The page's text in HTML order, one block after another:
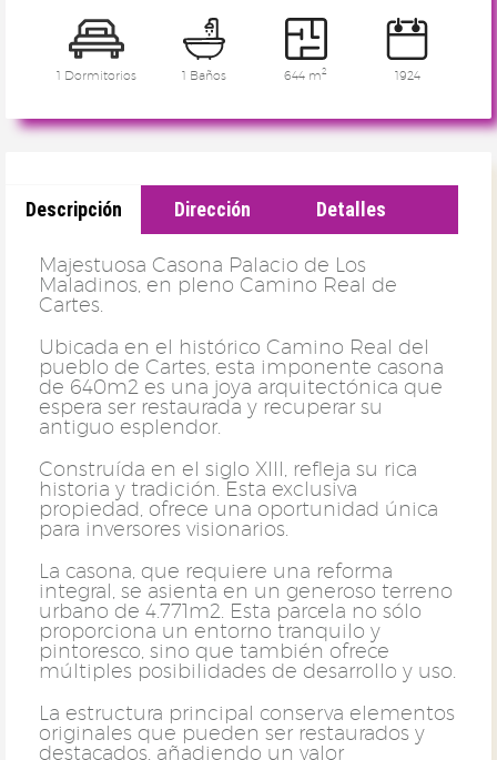
1 Dormitorios 1 Baños 644 m2 1924
Descripción Dirección Detalles
Majestuosa Casona Palacio de Los
Maladinos, en pleno Camino Real de
Cartes.
Ubicada en el histórico Camino Real del
pueblo de Cartes, esta imponente casona
de 640m2 es una joya arquitectónica que
espera ser restaurada y recuperar su
antiguo esplendor.
Construída en el siglo XIII, refleja su rica
historia y tradición. Esta exclusiva
propiedad, ofrece una oportunidad única
para inversores visionarios.
La casona, que requiere una reforma
integral, se asienta en un generoso terreno
urbano de 4.771m2. Esta parcela no sólo
proporciona un entorno tranquilo y
pintoresco, sino que también ofrece
múltiples posibilidades de desarrollo y uso.
La estructura principal conserva elementos
originales que pueden ser restaurados y
destacados, añadiendo un valor